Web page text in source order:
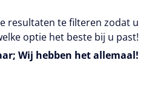
resultaten te filteren zodat u
optie het beste bij u past!
Wij hebben het allemaal!